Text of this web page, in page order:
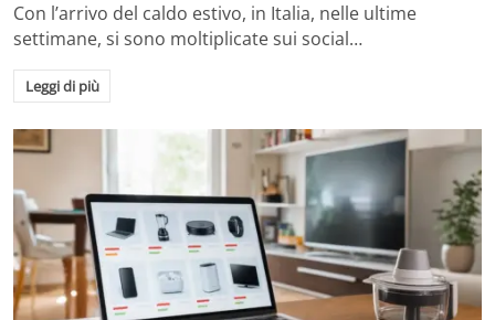
Con l’arrivo del caldo estivo, in Italia, nelle ultime
settimane, si sono moltiplicate sui social…
Leggi di più